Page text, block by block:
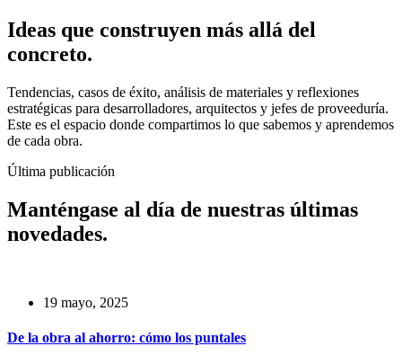
Ideas que construyen más allá del
concreto.
Tendencias, casos de éxito, análisis de materiales y reflexiones
estratégicas para desarrolladores, arquitectos y jefes de proveeduría.
Este es el espacio donde compartimos lo que sabemos y aprendemos
de cada obra.
Última publicación
Manténgase al día de nuestras últimas
novedades.
19 mayo, 2025
De la obra al ahorro: cómo los puntales